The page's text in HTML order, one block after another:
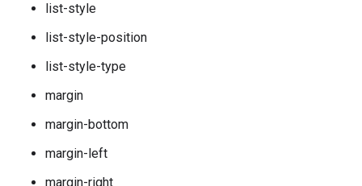
list-style
list-style-position
list-style-type
margin
margin-bottom
margin-left
margin-right